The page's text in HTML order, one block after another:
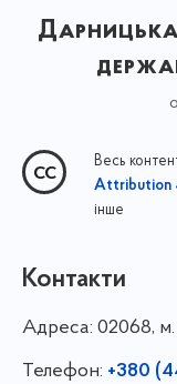
Дарницька
Весь
Attribution
інше
Контакти
Адреса: 02068, м.
Телефон: +380